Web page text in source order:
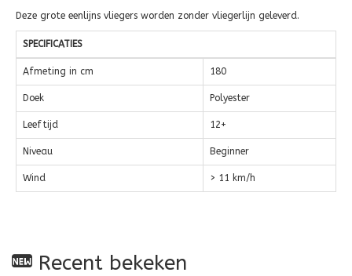
Deze grote eenlijns vliegers worden zonder vliegerlijn geleverd.
SPECIFICATIES
Afmeting in cm 180
Doek Polyester
Leeftijd 12+
Niveau Beginner
Wind > 11 km/h
Recent bekeken